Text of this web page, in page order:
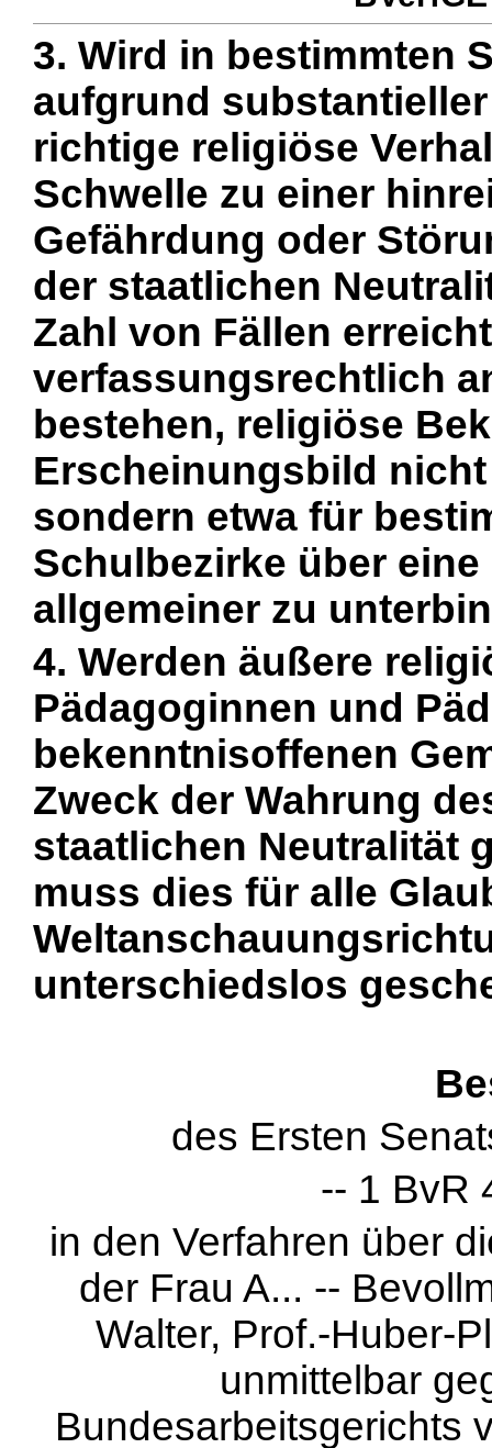
3. Wird in bestimmten
aufgrund
richtige religiöse
Schwelle zu einer
Gefährdung oder
der staatlichen
Zahl von Fällen
verfassungsrechtlich
bestehen, religiöse
Erscheinungsbild
sondern etwa für
Schulbezirke über
allgemeiner zu
4. Werden äußere
Pädagoginnen und
bekenntnisoffenen
Zweck der Wahrung
staatlichen Neutralität
muss dies für alle
unterschiedslos
des Ersten
-- 1 BvR
in den Verfahren über
der Frau A... --
Walter, Prof.-Huber-
unmittelbar
Bundesarbeitsgerichts